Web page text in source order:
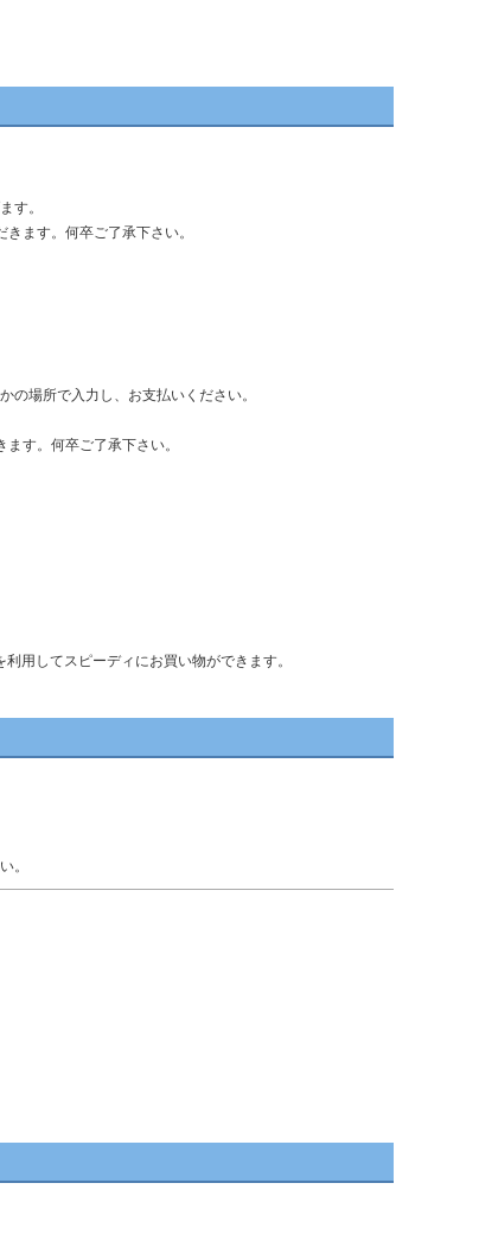
す。
ます。何卒ご了承下さい。
の場所で入力し、お支払いください。
す。何卒ご了承下さい。
用してスピーディにお買い物ができます。
。